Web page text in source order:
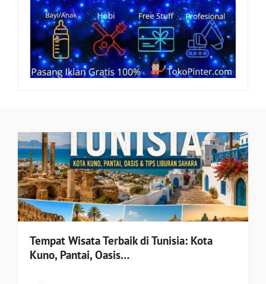
Tempat Wisata Terbaik di Tunisia: Kota
Kuno, Pantai, Oasis…